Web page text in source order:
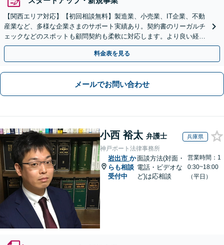
【関西エリア対応】【初回相談無料】製造業、小売業、IT企業、不動
産業など、多様な企業さまのサポート実績あり。契約書のリーガルチ
ェックなどのスポットも顧問契約も柔軟に対応します。より良い経営
判断を・セカンドオピニオンもお気軽に【北新地駅1分】
料金表を見る
メールでお問い合わせ
小西 裕太 弁護士 兵庫県
神戸ポート法律事務所
岩出市 か
らも相談
受付中
面談方法(対面・
電話・ビデオな
ど)は応相談
営業時間：1
0:30~18:00
（平日）